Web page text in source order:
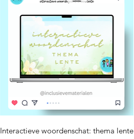
Snel overzicht
Interactieve woordenschat: thema lente